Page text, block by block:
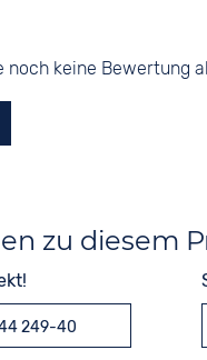
noch keine Bewertung
zu diesem
249-40